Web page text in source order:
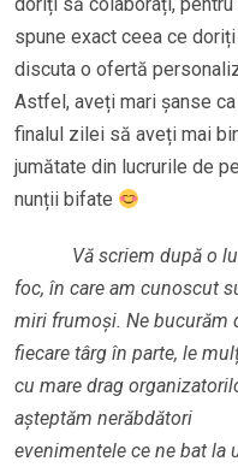
doriți să colaborați, pentru
spune exact ceea ce
discuta o ofertă
Astfel, aveți mari șanse
finalul zilei să aveți mai
jumătate din lucrurile de
nunții bifate
Vă scriem după o
foc, în care am cunoscut
miri frumoși. Ne bucurăm
fiecare târg în parte, le
cu mare drag
așteptăm nerăbdători
evenimentele ce ne bat la